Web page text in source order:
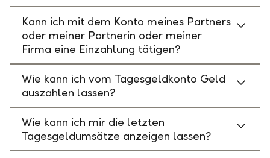
Kann ich mit dem Konto meines Partners
oder meiner Partnerin oder meiner
Firma eine Einzahlung tätigen?
Wie kann ich vom Tagesgeldkonto Geld
auszahlen lassen?
Wie kann ich mir die letzten
Tagesgeldumsätze anzeigen lassen?